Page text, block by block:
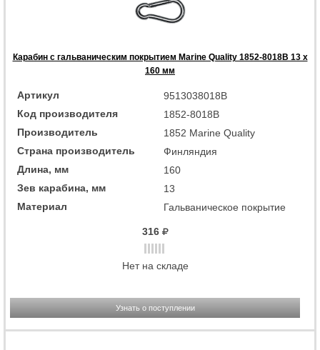
Карабин с гальваническим покрытием Marine Quality 1852-8018B 13 x
160 мм
Артикул
9513038018B
Код производителя
1852-8018B
Производитель
1852 Marine Quality
Страна производитель
Финляндия
Длина, мм
160
Зев карабина, мм
13
Материал
Гальваническое покрытие
316
Нет на складе
Узнать о поступлении